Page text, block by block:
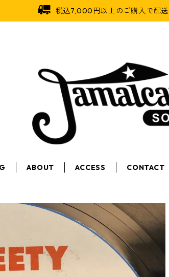
税込7,000円以上のご購入で配
ABOUT ACCESS CONTACT